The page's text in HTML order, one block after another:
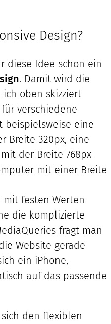
Design?
diese Idee schon ein
. Damit wird die
oben skizziert
verschiedene
beispielsweise eine
Breite 320px, eine
der Breite 768px
mit einer Breite
festen Werten
die komplizierte
fragt man
Website gerade
ein iPhone,
auf das passende
den flexiblen